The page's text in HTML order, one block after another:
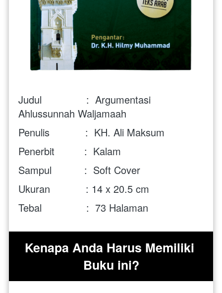
Judul               :  Argumentasi
Ahlussunnah Waljamaah
Penulis            : KH. Ali Maksum
Penerbit          :  Kalam
Sampul           :  Soft Cover
Ukuran            : 14 x 20.5 cm
Tebal               :  73 Halaman
Kenapa Anda Harus Memiliki
Buku ini?